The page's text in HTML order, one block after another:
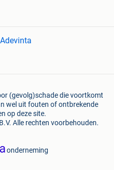
Adevinta
(gevolg)schade die voortkomt
wel uit fouten of ontbrekende
op deze site.
Alle rechten voorbehouden.
onderneming